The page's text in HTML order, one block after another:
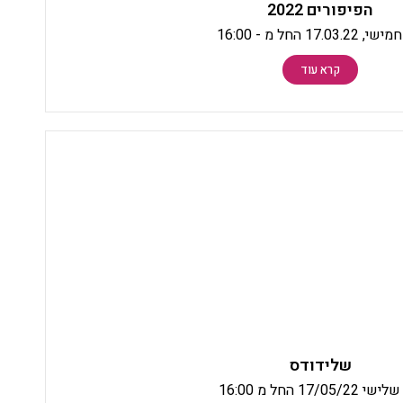
הפיפורים 2022
החל מ - 16:00
קרא עוד
שלידודס
05/22 החל מ 16:00